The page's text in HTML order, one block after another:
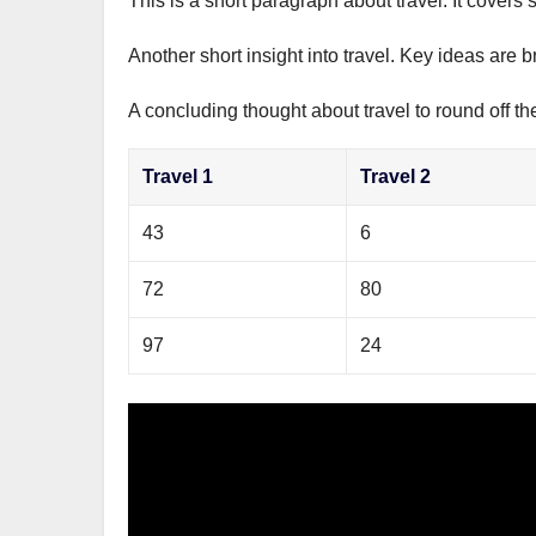
Another short insight into travel. Key ideas are
A concluding thought about travel to round off
Travel 1 Travel 2
43 6
72 80
97 24